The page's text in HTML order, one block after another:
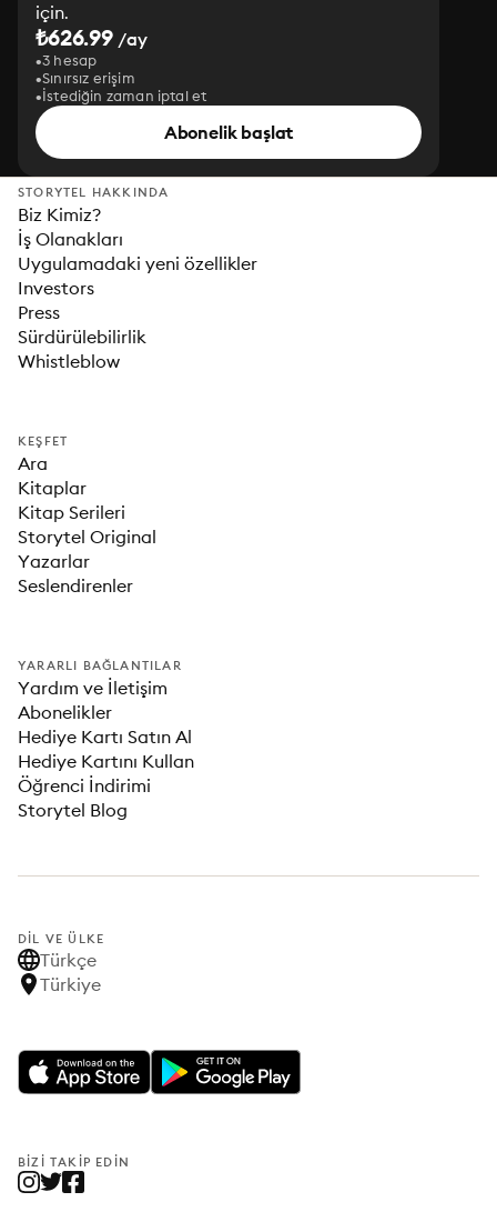
için.
₺626.99 /ay
3 hesap
Sınırsız erişim
İstediğin zaman iptal et
Abonelik başlat
STORYTEL HAKKINDA
Biz Kimiz?
İş Olanakları
Uygulamadaki yeni özellikler
Investors
Press
Sürdürülebilirlik
Whistleblow
KEŞFET
Ara
Kitaplar
Kitap Serileri
Storytel Original
Yazarlar
Seslendirenler
YARARLI BAĞLANTILAR
Yardım ve İletişim
Abonelikler
Hediye Kartı Satın Al
Hediye Kartını Kullan
Öğrenci İndirimi
Storytel Blog
DIL VE ÜLKE
Türkçe
Türkiye
BIZI TAKIP EDIN